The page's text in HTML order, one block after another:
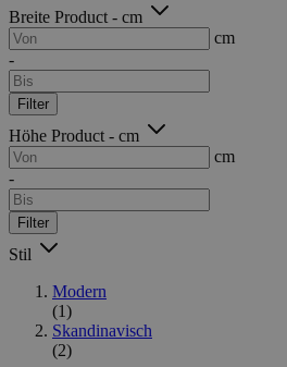
Breite Product - cm
cm
-
Filter
Höhe Product - cm
cm
-
Filter
Stil
Modern
(1)
Skandinavisch
(2)